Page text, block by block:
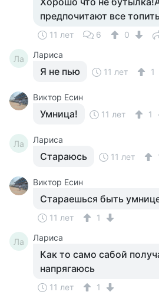
предпочитают все
11 лет 6 0
Ла Лариса
Я не пью 11 лет 1
Виктор Есин
Умница! 11 лет 1
Ла Лариса
Стараюсь 11 лет
Виктор Есин
Стараешься быть
11 лет 1
Ла Лариса
Как то само сабой
напрягаюсь
11 лет
1